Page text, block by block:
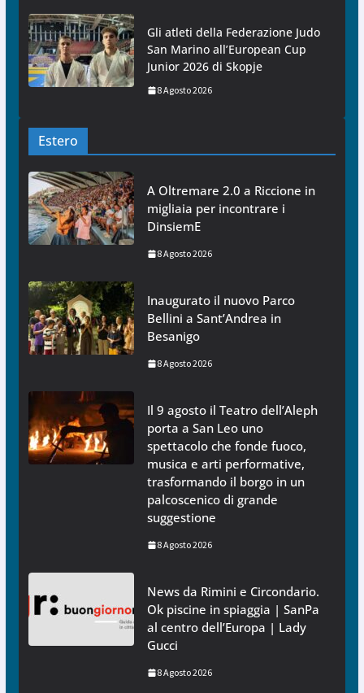
Gli atleti della Federazione Judo
San Marino all’European Cup
Junior 2026 di Skopje
8 Agosto 2026
Estero
A Oltremare 2.0 a Riccione in
migliaia per incontrare i
DinsiemE
8 Agosto 2026
Inaugurato il nuovo Parco
Bellini a Sant’Andrea in
Besanigo
8 Agosto 2026
Il 9 agosto il Teatro dell’Aleph
porta a San Leo uno
spettacolo che fonde fuoco,
musica e arti performative,
trasformando il borgo in un
palcoscenico di grande
suggestione
8 Agosto 2026
News da Rimini e Circondario.
Ok piscine in spiaggia | SanPa
al centro dell’Europa | Lady
Gucci
8 Agosto 2026